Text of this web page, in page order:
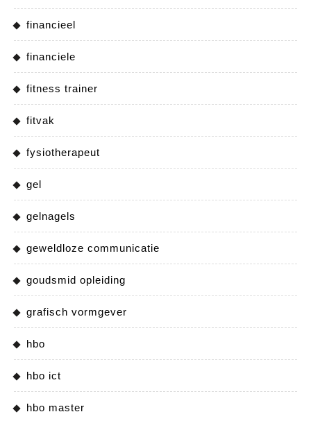
financieel
financiele
fitness trainer
fitvak
fysiotherapeut
gel
gelnagels
geweldloze communicatie
goudsmid opleiding
grafisch vormgever
hbo
hbo ict
hbo master